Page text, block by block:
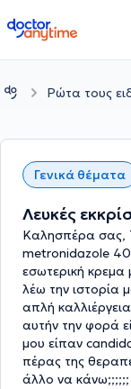
doctoranytime
Ρώτα τους
Γενικά θέματα
Λευκές
Καλησπέρα σας,
metronidazole
εσωτερική
λέω την ιστορία
απλή
αυτήν την φορά
μου είπαν
πέρας της
άλλο να κάνω;;;;;;